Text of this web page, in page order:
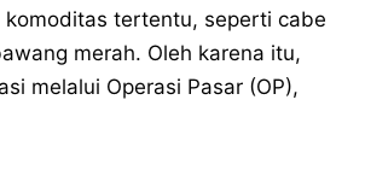
tertentu, seperti cabe
merah. Oleh karena itu,
melalui Operasi Pasar (OP),